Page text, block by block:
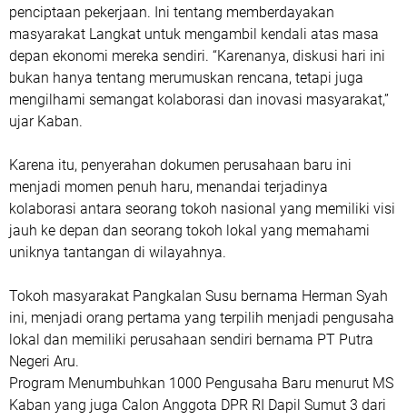
penciptaan pekerjaan. Ini tentang memberdayakan
masyarakat Langkat untuk mengambil kendali atas masa
depan ekonomi mereka sendiri. “Karenanya, diskusi hari ini
bukan hanya tentang merumuskan rencana, tetapi juga
mengilhami semangat kolaborasi dan inovasi masyarakat,”
ujar Kaban.
Karena itu, penyerahan dokumen perusahaan baru ini
menjadi momen penuh haru, menandai terjadinya
kolaborasi antara seorang tokoh nasional yang memiliki visi
jauh ke depan dan seorang tokoh lokal yang memahami
uniknya tantangan di wilayahnya.
Tokoh masyarakat Pangkalan Susu bernama Herman Syah
ini, menjadi orang pertama yang terpilih menjadi pengusaha
lokal dan memiliki perusahaan sendiri bernama PT Putra
Negeri Aru.
Program Menumbuhkan 1000 Pengusaha Baru menurut MS
Kaban yang juga Calon Anggota DPR RI Dapil Sumut 3 dari